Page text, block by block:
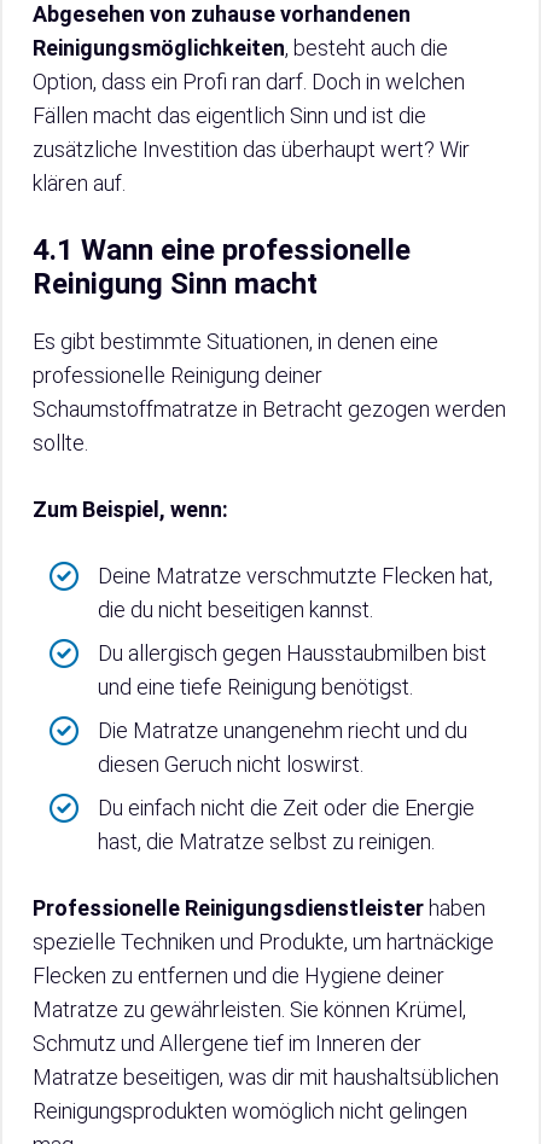
Abgesehen von zuhause vorhandenen
Reinigungsmöglichkeiten, besteht auch die
Option, dass ein Profi ran darf. Doch in welchen
Fällen macht das eigentlich Sinn und ist die
zusätzliche Investition das überhaupt wert? Wir
klären auf.
4.1 Wann eine professionelle
Reinigung Sinn macht
Es gibt bestimmte Situationen, in denen eine
professionelle Reinigung deiner
Schaumstoffmatratze in Betracht gezogen werden
sollte.
Zum Beispiel, wenn:
Deine Matratze verschmutzte Flecken hat,
die du nicht beseitigen kannst.
Du allergisch gegen Hausstaubmilben bist
und eine tiefe Reinigung benötigst.
Die Matratze unangenehm riecht und du
diesen Geruch nicht loswirst.
Du einfach nicht die Zeit oder die Energie
hast, die Matratze selbst zu reinigen.
Professionelle Reinigungsdienstleister haben
spezielle Techniken und Produkte, um hartnäckige
Flecken zu entfernen und die Hygiene deiner
Matratze zu gewährleisten. Sie können Krümel,
Schmutz und Allergene tief im Inneren der
Matratze beseitigen, was dir mit haushaltsüblichen
Reinigungsprodukten womöglich nicht gelingen